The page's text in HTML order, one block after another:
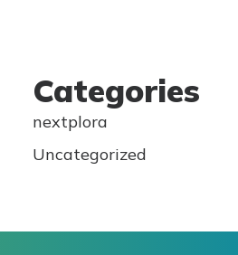
Categories
nextplora
Uncategorized